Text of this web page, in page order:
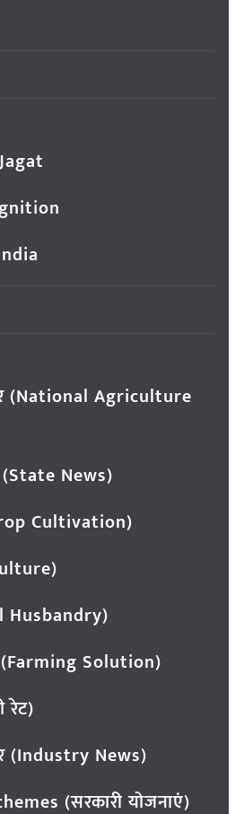
(National Agriculture
(State News)
Cultivation)
Husbandry)
(Farming Solution)
रेट)
(Industry News)
(सरकारी योजनाएं)